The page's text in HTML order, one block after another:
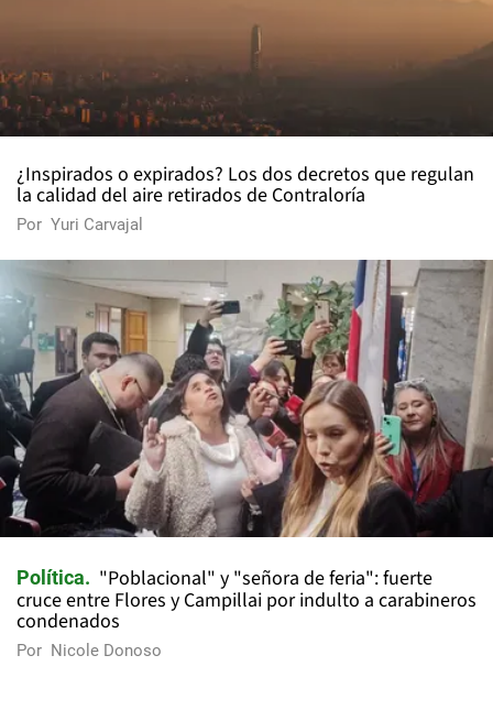
¿Inspirados o expirados? Los dos decretos que regulan
la calidad del aire retirados de Contraloría
Por Yuri Carvajal
Política
"Poblacional" y "señora de feria": fuerte
cruce entre Flores y Campillai por indulto a carabineros
condenados
Por Nicole Donoso